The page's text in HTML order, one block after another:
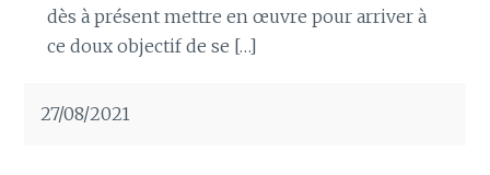
dès à présent mettre en œuvre pour arriver à
ce doux objectif de se […]
27/08/2021